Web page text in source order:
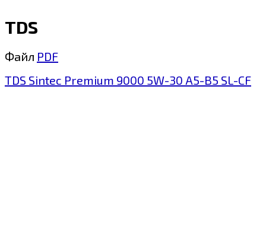
TDS
Файл PDF
TDS Sintec Premium 9000 5W-30 A5-B5 SL-CF